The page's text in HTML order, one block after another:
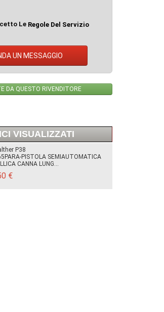
Le Regole Del Servizio
UN MESSAGGIO
DA QUESTO RIVENDITORE
VISUALIZZATI
P38
PISTOLA SEMIAUTOMATICA
CANNA LUNG...
€